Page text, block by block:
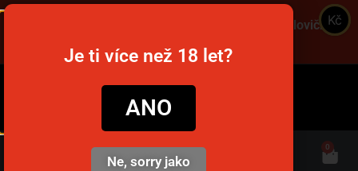
Objednajte cez víkend a získajte dopravu za polovičnú
snusim.to
0
Kč
Je ti více než 18 let?
ANO
Ne, sorry jako